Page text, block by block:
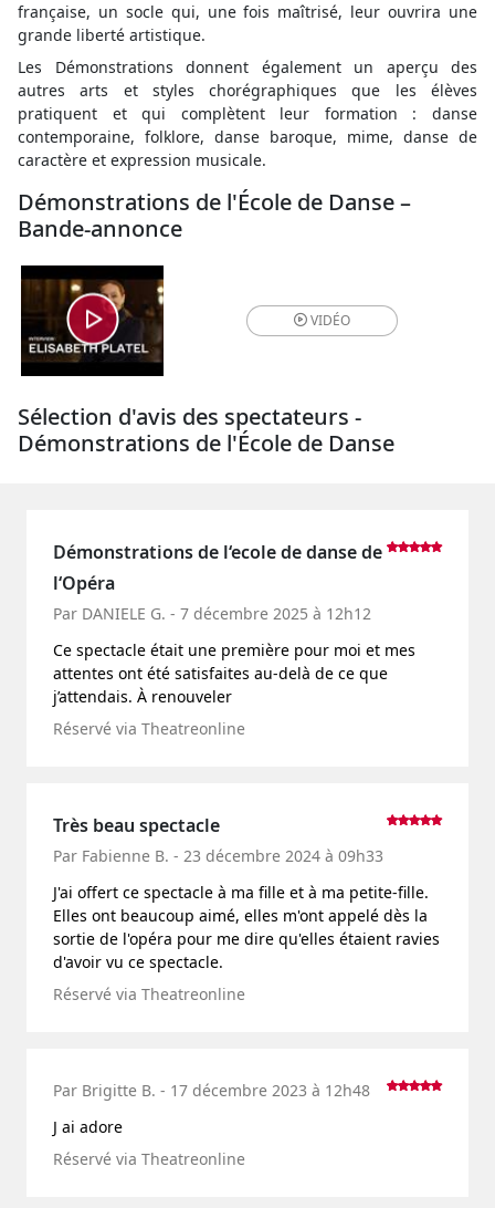
française, un socle qui, une fois maîtrisé, leur ouvrira une
grande liberté artistique.
Les Démonstrations donnent également un aperçu des
autres arts et styles chorégraphiques que les élèves
pratiquent et qui complètent leur formation : danse
contemporaine, folklore, danse baroque, mime, danse de
caractère et expression musicale.
Démonstrations de l'École de Danse –
Bande-annonce
VIDÉO
Sélection d'avis des spectateurs -
Démonstrations de l'École de Danse
Démonstrations de l‘ecole de danse de
l‘Opéra
Par DANIELE G. - 7 décembre 2025 à 12h12
Ce spectacle était une première pour moi et mes
attentes ont été satisfaites au-delà de ce que
j’attendais. À renouveler
Réservé via Theatreonline
Très beau spectacle
Par Fabienne B. - 23 décembre 2024 à 09h33
J'ai offert ce spectacle à ma fille et à ma petite-fille.
Elles ont beaucoup aimé, elles m'ont appelé dès la
sortie de l'opéra pour me dire qu'elles étaient ravies
d'avoir vu ce spectacle.
Réservé via Theatreonline
Par Brigitte B. - 17 décembre 2023 à 12h48
J ai adore
Réservé via Theatreonline